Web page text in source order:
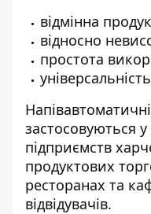
відмінна
відносно
простота
застосовуються
підприємств
продуктових
ресторанах та
відвідувачів.